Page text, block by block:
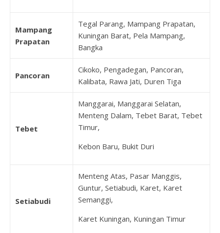
Mampang
Prapatan
Tegal Parang, Mampang Prapatan,
Kuningan Barat, Pela Mampang,
Bangka
Pancoran
Cikoko, Pengadegan, Pancoran,
Kalibata, Rawa Jati, Duren Tiga
Tebet
Manggarai, Manggarai Selatan,
Menteng Dalam, Tebet Barat, Tebet
Timur,
Kebon Baru, Bukit Duri
Setiabudi
Menteng Atas, Pasar Manggis,
Guntur, Setiabudi, Karet, Karet
Semanggi,
Karet Kuningan, Kuningan Timur